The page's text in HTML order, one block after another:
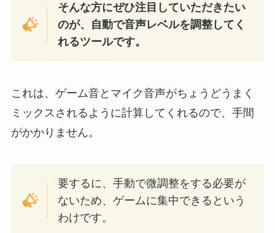
そんな方にぜひ注目していただきたい
のが、自動で音声レベルを調整してく
れるツールです。
これは、ゲーム音とマイク音声がちょうどうまく
ミックスされるように計算してくれるので、手間
がかかりません。
要するに、手動で微調整をする必要が
ないため、ゲームに集中できるという
わけです。